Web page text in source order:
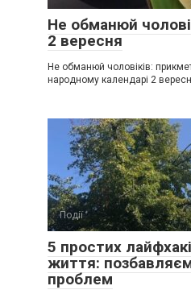
Не обманюй
2 вересня
Не обманюй чоловіків:
народному календарі 2
Події
5 простих
життя:
проблем